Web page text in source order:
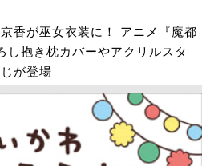
香が巫女衣装に！ アニメ『魔都
し抱き枕カバーやアクリルスタ
が登場